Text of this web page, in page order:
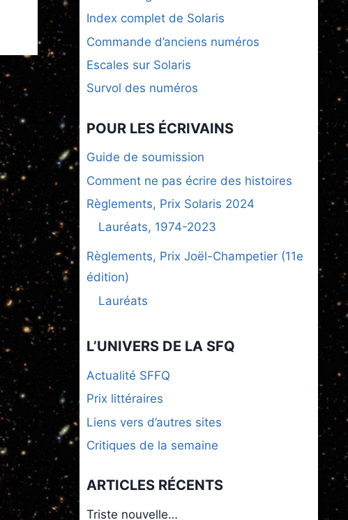
Index complet de Solaris
Commande d’anciens numéros
Escales sur Solaris
Survol des numéros
POUR LES ÉCRIVAINS
Guide de soumission
Comment ne pas écrire des histoires
Règlements, Prix Solaris 2024
Lauréats, 1974-2023
Règlements, Prix Joël-Champetier (11e
édition)
Lauréats
L’UNIVERS DE LA SFQ
Actualité SFFQ
Prix littéraires
Liens vers d’autres sites
Critiques de la semaine
ARTICLES RÉCENTS
Triste nouvelle…